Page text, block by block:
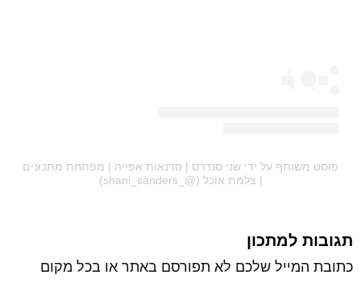
פוסט משותף על ידי ‏‎שני סנדרס | סדנאות אפייה | מפתחת מתכונים
| צלמת אוכל‎‏ (@‏‎shani_sanders_‎‏)
תגובות למתכון
כתובת המייל שלכם לא תפורסם באתר או בכל מקום